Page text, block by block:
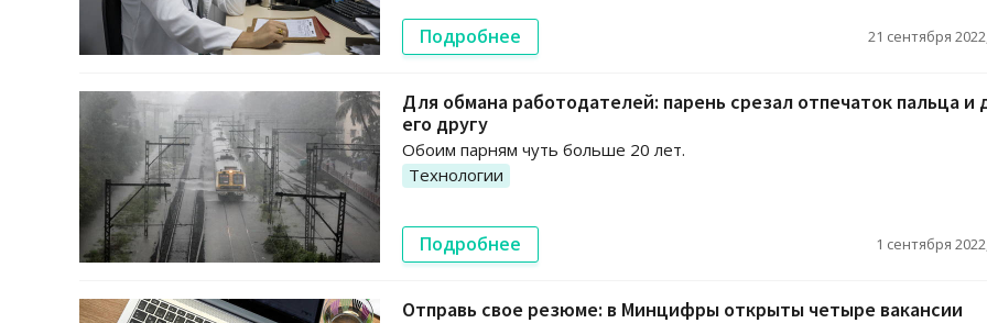
Подробнее 21 сентября
Для обмана работодателей: парень срезал отпечаток пальца и
его другу
Обоим парням чуть больше 20 лет.
Технологии
Подробнее 1 сентября
Отправь свое резюме: в Минцифры открыты четыре вакансии